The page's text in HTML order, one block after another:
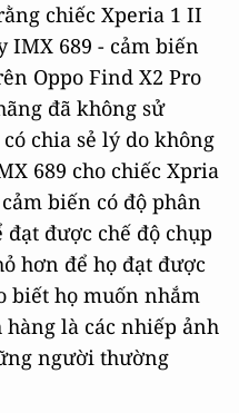
chiếc Xperia 1 II
IMX 689 - cảm biến
Oppo Find X2 Pro
đã không sử
chia sẻ lý do không
689 cho chiếc Xpria
biến có độ phân
được chế độ chụp
hơn để họ đạt được
biết họ muốn nhắm
là các nhiếp ảnh
người thường